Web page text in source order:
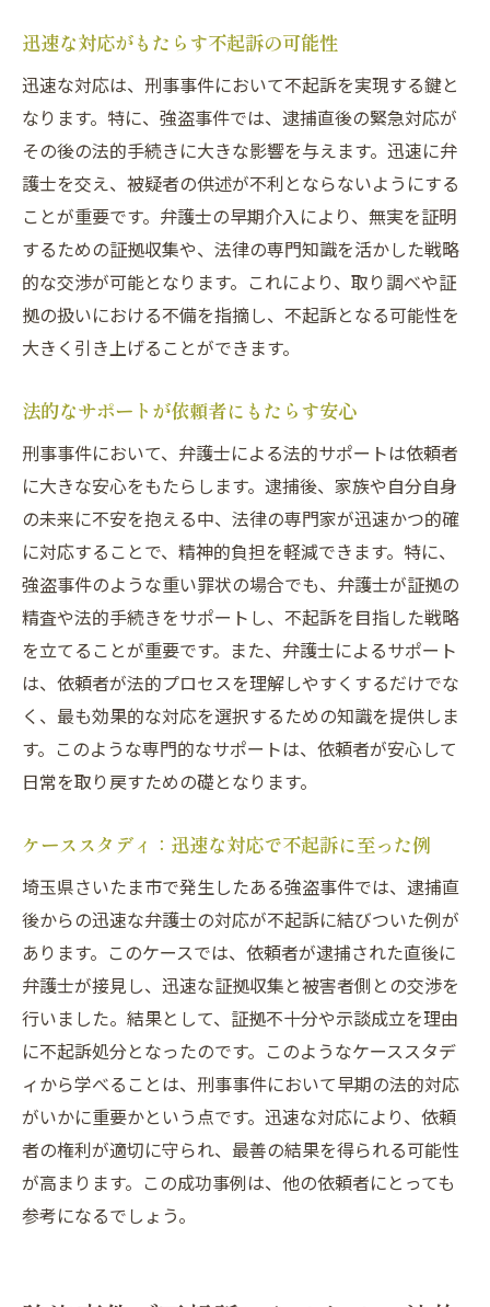
迅速な対応がもたらす不起訴の可能性
迅速な対応は、刑事事件において不起訴を実現する鍵と
なります。特に、強盗事件では、逮捕直後の緊急対応が
その後の法的手続きに大きな影響を与えます。迅速に弁
護士を交え、被疑者の供述が不利とならないようにする
ことが重要です。弁護士の早期介入により、無実を証明
するための証拠収集や、法律の専門知識を活かした戦略
的な交渉が可能となります。これにより、取り調べや証
拠の扱いにおける不備を指摘し、不起訴となる可能性を
大きく引き上げることができます。
法的なサポートが依頼者にもたらす安心
刑事事件において、弁護士による法的サポートは依頼者
に大きな安心をもたらします。逮捕後、家族や自分自身
の未来に不安を抱える中、法律の専門家が迅速かつ的確
に対応することで、精神的負担を軽減できます。特に、
強盗事件のような重い罪状の場合でも、弁護士が証拠の
精査や法的手続きをサポートし、不起訴を目指した戦略
を立てることが重要です。また、弁護士によるサポート
は、依頼者が法的プロセスを理解しやすくするだけでな
く、最も効果的な対応を選択するための知識を提供しま
す。このような専門的なサポートは、依頼者が安心して
日常を取り戻すための礎となります。
ケーススタディ：迅速な対応で不起訴に至った例
埼玉県さいたま市で発生したある強盗事件では、逮捕直
後からの迅速な弁護士の対応が不起訴に結びついた例が
あります。このケースでは、依頼者が逮捕された直後に
弁護士が接見し、迅速な証拠収集と被害者側との交渉を
行いました。結果として、証拠不十分や示談成立を理由
に不起訴処分となったのです。このようなケーススタデ
ィから学べることは、刑事事件において早期の法的対応
がいかに重要かという点です。迅速な対応により、依頼
者の権利が適切に守られ、最善の結果を得られる可能性
が高まります。この成功事例は、他の依頼者にとっても
参考になるでしょう。